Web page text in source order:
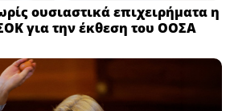
ουσιαστικά επιχειρήματα η
για την έκθεση του ΟΟΣΑ